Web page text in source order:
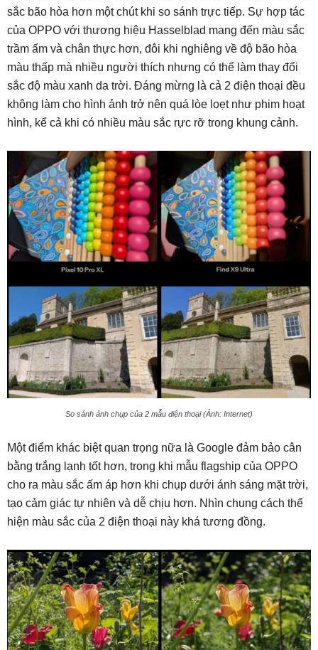
sắc bão hòa hơn một chút khi so sánh trực tiếp. Sự hợp tác
của OPPO với thương hiệu Hasselblad mang đến màu sắc
trầm ấm và chân thực hơn, đôi khi nghiêng về độ bão hòa
màu thấp mà nhiều người thích nhưng có thể làm thay đổi
sắc độ màu xanh da trời. Đáng mừng là cả 2 điện thoại đều
không làm cho hình ảnh trở nên quá lòe loẹt như phim hoạt
hình, kể cả khi có nhiều màu sắc rực rỡ trong khung cảnh.
So sánh ảnh chụp của 2 mẫu điện thoại (Ảnh: Internet)
Một điểm khác biệt quan trọng nữa là Google đảm bảo cân
bằng trắng lạnh tốt hơn, trong khi mẫu flagship của OPPO
cho ra màu sắc ấm áp hơn khi chụp dưới ánh sáng mặt trời,
tạo cảm giác tự nhiên và dễ chịu hơn. Nhìn chung cách thể
hiện màu sắc của 2 điện thoại này khá tương đồng.